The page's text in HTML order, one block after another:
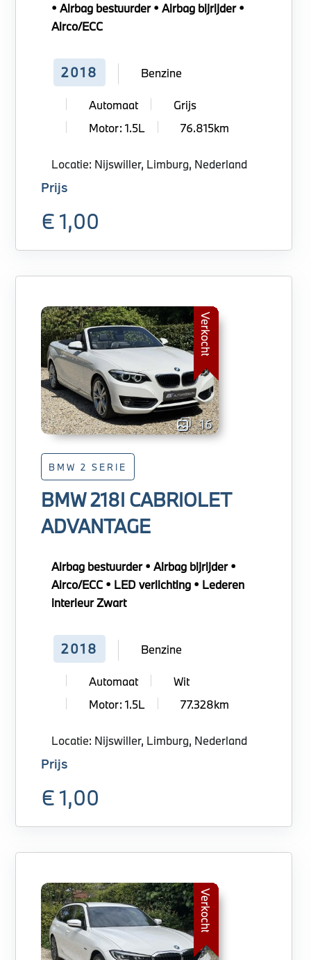
• Airbag bestuurder • Airbag bijrijder •
Airco/ECC
2018 Benzine
Automaat
Grijs
Motor: 1.5L
76.815km
Locatie: Nijswiller, Limburg, Nederland
Prijs
€ 1,00
Verkocht
16
BMW 2 SERIE
BMW 218I CABRIOLET
ADVANTAGE
Airbag bestuurder • Airbag bijrijder •
Airco/ECC • LED verlichting • Lederen
interieur Zwart
2018 Benzine
Automaat
Wit
Motor: 1.5L
77.328km
Locatie: Nijswiller, Limburg, Nederland
Prijs
€ 1,00
Verkocht